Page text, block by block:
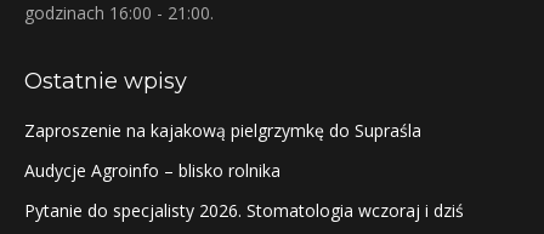
godzinach 16:00 - 21:00.
Ostatnie wpisy
Zaproszenie na kajakową pielgrzymkę do Supraśla
Audycje Agroinfo – blisko rolnika
Pytanie do specjalisty 2026. Stomatologia wczoraj i dziś